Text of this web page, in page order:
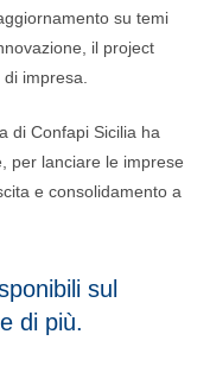
su temi
il project
impresa.
di Confapi Sicilia ha
per lanciare le imprese
e consolidamento a
sul
di più.